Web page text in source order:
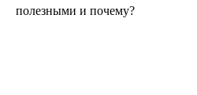
полезными и почему?